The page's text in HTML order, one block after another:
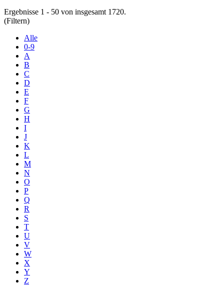
Ergebnisse 1 - 50 von insgesamt 1720.
(Filtern)
Alle
0-9
A
B
C
D
E
F
G
H
I
J
K
L
M
N
O
P
Q
R
S
T
U
V
W
X
Y
Z